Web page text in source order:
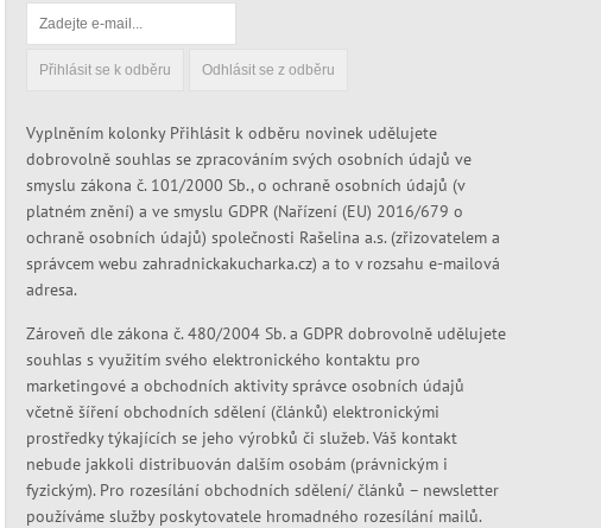
Vyplněním kolonky Přihlásit k odběru novinek udělujete
dobrovolně souhlas se zpracováním svých osobních údajů ve
smyslu zákona č. 101/2000 Sb., o ochraně osobních údajů (v
platném znění) a ve smyslu GDPR (Nařízení (EU) 2016/679 o
ochraně osobních údajů) společnosti Rašelina a.s. (zřizovatelem a
správcem webu zahradnickakucharka.cz) a to v rozsahu e-mailová
adresa.
Zároveň dle zákona č. 480/2004 Sb. a GDPR dobrovolně udělujete
souhlas s využitím svého elektronického kontaktu pro
marketingové a obchodních aktivity správce osobních údajů
včetně šíření obchodních sdělení (článků) elektronickými
prostředky týkajících se jeho výrobků či služeb. Váš kontakt
nebude jakkoli distribuován dalším osobám (právnickým i
fyzickým). Pro rozesílání obchodních sdělení/ článků – newsletter
používáme služby poskytovatele hromadného rozesílání mailů.